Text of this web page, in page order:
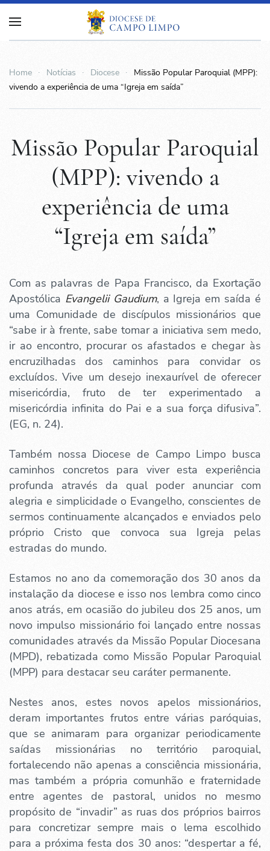
Home Notícias Diocese
Missão Popular Paroquial (MPP):
vivendo a experiência de uma “Igreja em saída”
Missão Popular Paroquial
(MPP): vivendo a
experiência de uma
“Igreja em saída”
Com as palavras de Papa Francisco, da Exortação
Apostólica Evangelii Gaudium, a Igreja em saída é
uma Comunidade de discípulos missionários que
“sabe ir à frente, sabe tomar a iniciativa sem medo,
ir ao encontro, procurar os afastados e chegar às
encruzilhadas dos caminhos para convidar os
excluídos. Vive um desejo inexaurível de oferecer
misericórdia, fruto de ter experimentado a
misericórdia infinita do Pai e a sua força difusiva”.
(EG, n. 24).
Também nossa Diocese de Campo Limpo busca
caminhos concretos para viver esta experiência
profunda através da qual poder anunciar com
alegria e simplicidade o Evangelho, conscientes de
sermos continuamente alcançados e enviados pelo
próprio Cristo que convoca sua Igreja pelas
estradas do mundo.
Estamos no ano da comemoração dos 30 anos da
instalação da diocese e isso nos lembra como cinco
anos atrás, em ocasião do jubileu dos 25 anos, um
novo impulso missionário foi lançado entre nossas
comunidades através da Missão Popular Diocesana
(MPD), rebatizada como Missão Popular Paroquial
(MPP) para destacar seu caráter permanente.
Nestes anos, estes novos apelos missionários,
deram importantes frutos entre várias paróquias,
que se animaram para organizar periodicamente
saídas missionárias no território paroquial,
fortalecendo não apenas a consciência missionária,
mas também a própria comunhão e fraternidade
entre agentes de pastoral, unidos no mesmo
propósito de “invadir” as ruas dos próprios bairros
para concretizar sempre mais o lema escolhido
para a próxima festa dos 30 anos: “despertar a fé,